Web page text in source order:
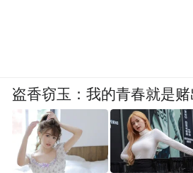
盗香窃玉：我的青春就是